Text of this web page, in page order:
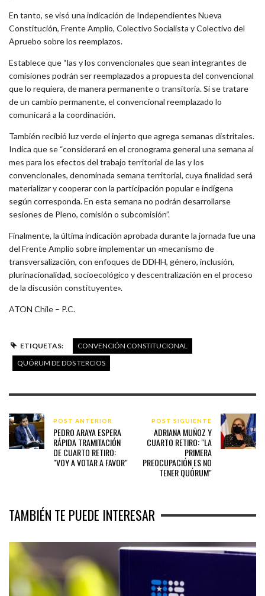
En tanto, se visó una indicación de Independientes Nueva
Constitución, Frente Amplio, Colectivo Socialista y Colectivo del
Apruebo sobre los reemplazos.
Establece que “las y los convencionales que sean integrantes de
comisiones podrán ser reemplazados a propuesta del convencional
que lo requiera, de manera permanente o transitoria. Si se tratare
de un cambio permanente, el convencional reemplazado lo
comunicará a la coordinación.
También recibió luz verde el injerto que agrega semanas distritales.
Indica que se “considerará en el cronograma general una semana al
mes para los efectos del trabajo territorial de las y los
convencionales, denominada semana territorial, cuya finalidad será
materializar y cooperar con la participación popular e indígena
según corresponda. En esta semana no podrán desarrollarse
sesiones de Pleno, comisión o subcomisión”.
Finalmente, la última indicación aprobada durante la jornada fue una
del Frente Amplio sobre implementar un «mecanismo de
transversalización, con enfoques de DDHH, género, inclusión,
plurinacionalidad, socioecológico y descentralización en el proceso
de la discusión constituyente».
ATON Chile – P.C.
ETIQUETAS:
CONVENCIÓN CONSTITUCIONAL
QUÓRUM DE DOS TERCIOS
POST ANTERIOR
PEDRO ARAYA ESPERA
RÁPIDA TRAMITACIÓN
DE CUARTO RETIRO:
"VOY A VOTAR A FAVOR"
POST SIGUIENTE
ADRIANA MUÑOZ Y
CUARTO RETIRO: "LA
PRIMERA
PREOCUPACIÓN ES NO
TENER QUÓRUM"
TAMBIÉN TE PUEDE INTERESAR